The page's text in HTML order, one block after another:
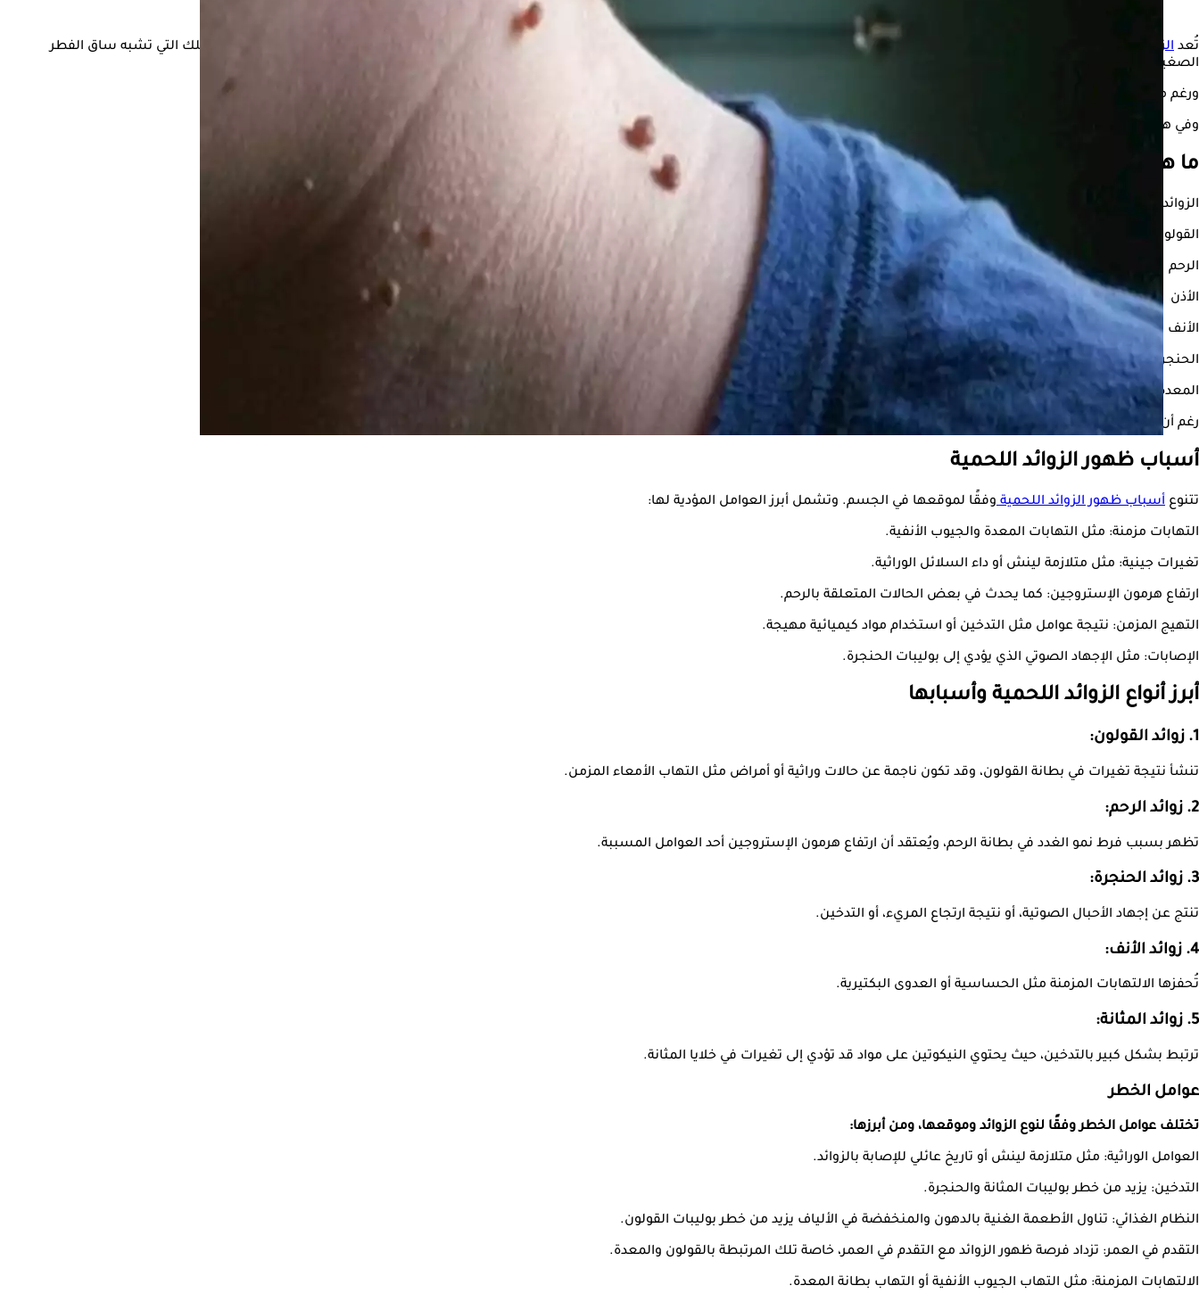
تُعد الزوائد اللحمية
أو ما تُعرف بـ"البوليبات" "polyps"، نموًا غير طبيعي للأنسجة يظهر في مختلف أنحاء الجسم، وتختلف أحجامها بين الصغيرة التي لا تتعدى نصف بوصة إلى تلك التي تشبه ساق الفطر
الصغيرة.
ورغم من أن أغلب هذه الزوائد تكون حميدة، إلا أنها قد تتحول في بعض الأحيان إلى أورام سرطانية.
وفي هذا التقرير، نستعرض أسباب ظهور الزائد اللحمية، المخاطر المرتبطة بها، وطرق التشخيص والعلاج، وفقًا لموقع "Health line".
ما هي الزوائد اللحمية؟
الزوائد اللحمية هى أنسجة زائدة تتكون نتيجة نمو غير طبيعي للخلايا، ويمكن أن تظهر في أماكن متعددة بالجسم مثل:
القولون
الرحم
الأذن
الأنف
الحنجرة
المعدة
رغم أن معظم الزوائد حميدة وغير سرطانية، إلا أنها قد تتحول في بعض الحالات إلى أورام خبيثة.
أسباب ظهور الزوائد اللحمية
تتنوع أسباب ظهور الزوائد اللحميةوفقًا لموقعها في الجسم. وتشمل أبرز العوامل المؤدية لها:
التهابات مزمنة: مثل التهابات المعدة والجيوب الأنفية.
تغيرات جينية: مثل متلازمة لينش أو داء السلائل الوراثية.
ارتفاع هرمون الإستروجين: كما يحدث في بعض الحالات المتعلقة بالرحم.
التهيج المزمن: نتيجة عوامل مثل التدخين أو استخدام مواد كيميائية مهيجة.
الإصابات: مثل الإجهاد الصوتي الذي يؤدي إلى بوليبات الحنجرة.
أبرز أنواع الزوائد اللحمية وأسبابها
1. زوائد القولون:
تنشأ نتيجة تغيرات في بطانة القولون، وقد تكون ناجمة عن حالات وراثية أو أمراض مثل التهاب الأمعاء المزمن.
2. زوائد الرحم:
تظهر بسبب فرط نمو الغدد في بطانة الرحم، ويُعتقد أن ارتفاع هرمون الإستروجين أحد العوامل المسببة.
3. زوائد الحنجرة:
تنتج عن إجهاد الأحبال الصوتية، أو نتيجة ارتجاع المريء، أو التدخين.
4. زوائد الأنف:
تُحفزها الالتهابات المزمنة مثل الحساسية أو العدوى البكتيرية.
5. زوائد المثانة:
ترتبط بشكل كبير بالتدخين، حيث يحتوي النيكوتين على مواد قد تؤدي إلى تغيرات في خلايا المثانة.
عوامل الخطر
تختلف عوامل الخطر وفقًا لنوع الزوائد وموقعها، ومن أبرزها:
العوامل الوراثية: مثل متلازمة لينش أو تاريخ عائلي للإصابة بالزوائد.
التدخين: يزيد من خطر بوليبات المثانة والحنجرة.
النظام الغذائي: تناول الأطعمة الغنية بالدهون والمنخفضة في الألياف يزيد من خطر بوليبات القولون.
التقدم في العمر: تزداد فرصة ظهور الزوائد مع التقدم في العمر، خاصة تلك المرتبطة بالقولون والمعدة.
الالتهابات المزمنة: مثل التهاب الجيوب الأنفية أو التهاب بطانة المعدة.